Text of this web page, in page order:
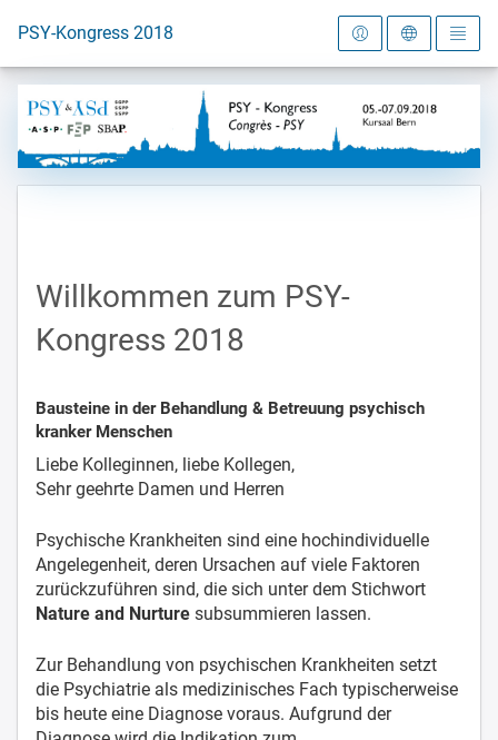
Zur Startseite
PSY-Kongress 2018
Willkommen zum PSY-
Kongress 2018
Bausteine in der Behandlung & Betreuung psychisch
kranker Menschen
Liebe Kolleginnen, liebe Kollegen,
Sehr geehrte Damen und Herren
Psychische Krankheiten sind eine hochindividuelle
Angelegenheit, deren Ursachen auf viele Faktoren
zurückzuführen sind, die sich unter dem Stichwort
Nature and Nurture subsummieren lassen.
Zur Behandlung von psychischen Krankheiten setzt
die Psychiatrie als medizinisches Fach typischerweise
bis heute eine Diagnose voraus. Aufgrund der